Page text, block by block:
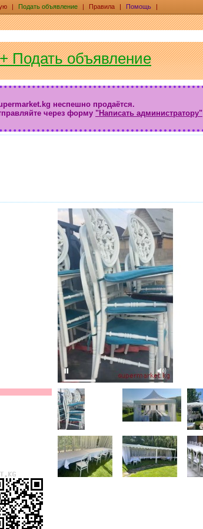
| Подать объявление | Правила | Помощь |
+ Подать объявление
неспешно продаётся.
через форму "Написать администратору"